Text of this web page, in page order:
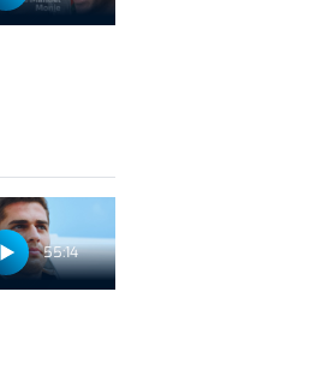
55:14